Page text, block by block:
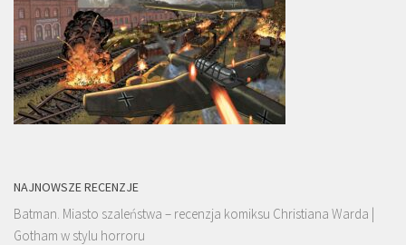
NAJNOWSZE RECENZJE
Batman. Miasto szaleństwa – recenzja komiksu Christiana Warda |
Gotham w stylu horroru